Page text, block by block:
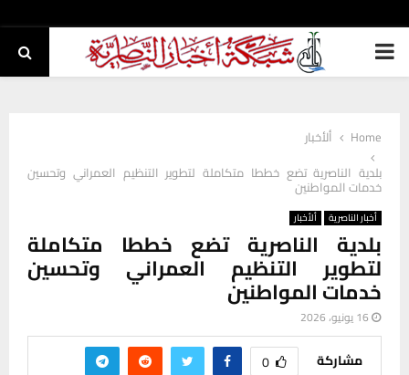
PRIMARY
Home
ألأخبار
بلدية الناصرية تضع خططا متكاملة لتطوير التنظيم العمراني وتحسين
خدمات المواطنين
أخبار الناصرية ألأخبار
بلدية الناصرية تضع خططا متكاملة
لتطوير التنظيم العمراني وتحسين
خدمات المواطنين
16 يونيو، 2026
مشاركة 0